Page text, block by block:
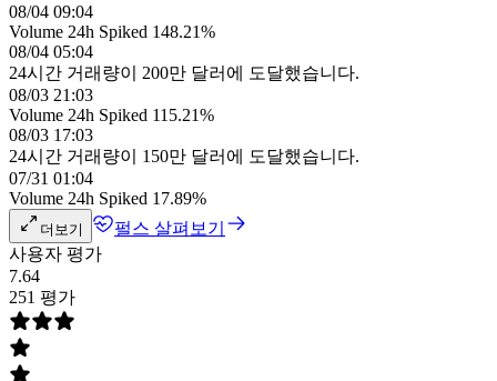
08/04 09:04
Volume 24h Spiked 148.21%
08/04 05:04
24시간 거래량이 200만 달러에 도달했습니다.
08/03 21:03
Volume 24h Spiked 115.21%
08/03 17:03
24시간 거래량이 150만 달러에 도달했습니다.
07/31 01:04
Volume 24h Spiked 17.89%
더보기
펄스 살펴보기
사용자 평가
7.64
251 평가